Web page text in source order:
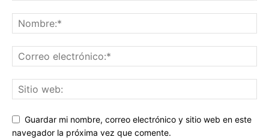
Guardar mi nombre, correo electrónico y sitio web en este
navegador la próxima vez que comente.